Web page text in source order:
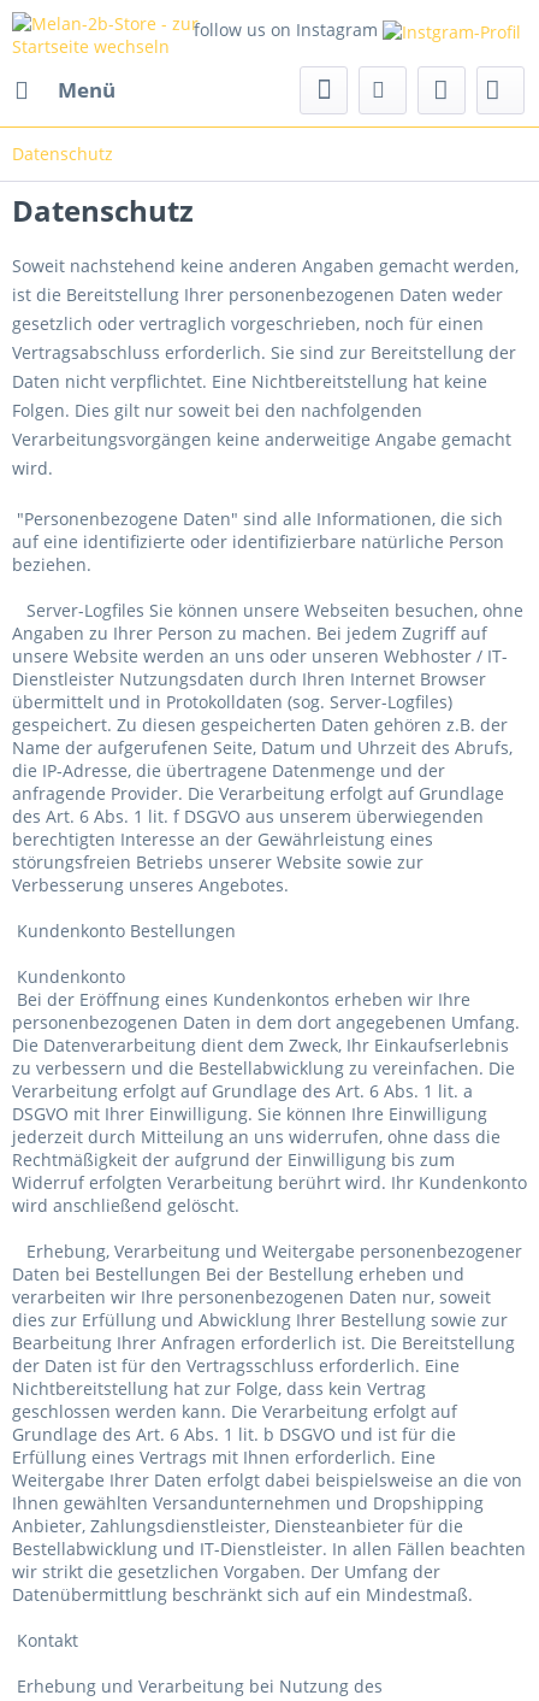
follow us on Instagram
Menü
Datenschutz
Datenschutz
Soweit nachstehend keine anderen Angaben gemacht werden,
ist die Bereitstellung Ihrer personenbezogenen Daten weder
gesetzlich oder vertraglich vorgeschrieben, noch für einen
Vertragsabschluss erforderlich. Sie sind zur Bereitstellung der
Daten nicht verpflichtet. Eine Nichtbereitstellung hat keine
Folgen. Dies gilt nur soweit bei den nachfolgenden
Verarbeitungsvorgängen keine anderweitige Angabe gemacht
wird.
"Personenbezogene Daten" sind alle Informationen, die sich
auf eine identifizierte oder identifizierbare natürliche Person
beziehen.
Server-Logfiles Sie können unsere Webseiten besuchen, ohne
Angaben zu Ihrer Person zu machen. Bei jedem Zugriff auf
unsere Website werden an uns oder unseren Webhoster / IT-
Dienstleister Nutzungsdaten durch Ihren Internet Browser
übermittelt und in Protokolldaten (sog. Server-Logfiles)
gespeichert. Zu diesen gespeicherten Daten gehören z.B. der
Name der aufgerufenen Seite, Datum und Uhrzeit des Abrufs,
die IP-Adresse, die übertragene Datenmenge und der
anfragende Provider. Die Verarbeitung erfolgt auf Grundlage
des Art. 6 Abs. 1 lit. f DSGVO aus unserem überwiegenden
berechtigten Interesse an der Gewährleistung eines
störungsfreien Betriebs unserer Website sowie zur
Verbesserung unseres Angebotes.
Kundenkonto Bestellungen
Kundenkonto
Bei der Eröffnung eines Kundenkontos erheben wir Ihre
personenbezogenen Daten in dem dort angegebenen Umfang.
Die Datenverarbeitung dient dem Zweck, Ihr Einkaufserlebnis
zu verbessern und die Bestellabwicklung zu vereinfachen. Die
Verarbeitung erfolgt auf Grundlage des Art. 6 Abs. 1 lit. a
DSGVO mit Ihrer Einwilligung. Sie können Ihre Einwilligung
jederzeit durch Mitteilung an uns widerrufen, ohne dass die
Rechtmäßigkeit der aufgrund der Einwilligung bis zum
Widerruf erfolgten Verarbeitung berührt wird. Ihr Kundenkonto
wird anschließend gelöscht.
Erhebung, Verarbeitung und Weitergabe personenbezogener
Daten bei Bestellungen Bei der Bestellung erheben und
verarbeiten wir Ihre personenbezogenen Daten nur, soweit
dies zur Erfüllung und Abwicklung Ihrer Bestellung sowie zur
Bearbeitung Ihrer Anfragen erforderlich ist. Die Bereitstellung
der Daten ist für den Vertragsschluss erforderlich. Eine
Nichtbereitstellung hat zur Folge, dass kein Vertrag
geschlossen werden kann. Die Verarbeitung erfolgt auf
Grundlage des Art. 6 Abs. 1 lit. b DSGVO und ist für die
Erfüllung eines Vertrags mit Ihnen erforderlich. Eine
Weitergabe Ihrer Daten erfolgt dabei beispielsweise an die von
Ihnen gewählten Versandunternehmen und Dropshipping
Anbieter, Zahlungsdienstleister, Diensteanbieter für die
Bestellabwicklung und IT-Dienstleister. In allen Fällen beachten
wir strikt die gesetzlichen Vorgaben. Der Umfang der
Datenübermittlung beschränkt sich auf ein Mindestmaß.
Kontakt
Erhebung und Verarbeitung bei Nutzung des